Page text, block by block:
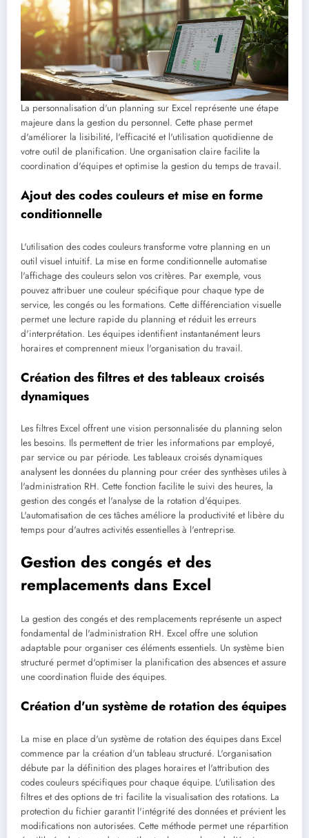
La personnalisation d'un planning sur Excel représente une étape
majeure dans la gestion du personnel. Cette phase permet
d'améliorer la lisibilité, l'efficacité et l'utilisation quotidienne de
votre outil de planification. Une organisation claire facilite la
coordination d'équipes et optimise la gestion du temps de travail.
Ajout des codes couleurs et mise en forme
conditionnelle
L'utilisation des codes couleurs transforme votre planning en un
outil visuel intuitif. La mise en forme conditionnelle automatise
l'affichage des couleurs selon vos critères. Par exemple, vous
pouvez attribuer une couleur spécifique pour chaque type de
service, les congés ou les formations. Cette différenciation visuelle
permet une lecture rapide du planning et réduit les erreurs
d'interprétation. Les équipes identifient instantanément leurs
horaires et comprennent mieux l'organisation du travail.
Création des filtres et des tableaux croisés
dynamiques
Les filtres Excel offrent une vision personnalisée du planning selon
les besoins. Ils permettent de trier les informations par employé,
par service ou par période. Les tableaux croisés dynamiques
analysent les données du planning pour créer des synthèses utiles à
l'administration RH. Cette fonction facilite le suivi des heures, la
gestion des congés et l'analyse de la rotation d'équipes.
L'automatisation de ces tâches améliore la productivité et libère du
temps pour d'autres activités essentielles à l'entreprise.
Gestion des congés et des
remplacements dans Excel
La gestion des congés et des remplacements représente un aspect
fondamental de l'administration RH. Excel offre une solution
adaptable pour organiser ces éléments essentiels. Un système bien
structuré permet d'optimiser la planification des absences et assure
une coordination fluide des équipes.
Création d'un système de rotation des équipes
La mise en place d'un système de rotation des équipes dans Excel
commence par la création d'un tableau structuré. L'organisation
débute par la définition des plages horaires et l'attribution des
codes couleurs spécifiques pour chaque équipe. L'utilisation des
filtres et des options de tri facilite la visualisation des rotations. La
protection du fichier garantit l'intégrité des données et prévient les
modifications non autorisées. Cette méthode permet une répartition